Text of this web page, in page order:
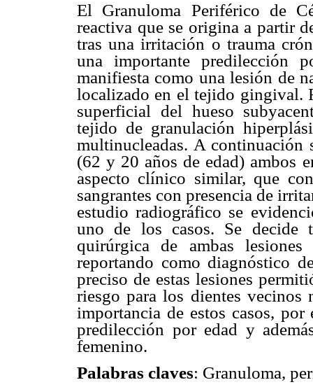
El Granuloma Periférico de
reactiva que se origina a partir
tras una irritación o trauma
una importante predilección
manifiesta como una lesión de
localizado en el tejido gingival.
superficial del hueso
tejido de granulación
multinucleadas. A continuación
(62 y 20 años de edad) ambos
aspecto clínico similar, que
sangrantes con presencia de
estudio radiográfico se
uno de los casos. Se decide
quirúrgica de ambas lesiones
reportando como diagnóstico
preciso de estas lesiones
riesgo para los dientes vecinos
importancia de estos casos,
predilección por edad y
femenino.
Palabras claves: Granuloma,